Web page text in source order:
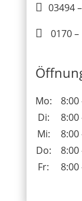
 03494

0170
Mo:
8:00
Di:
8:00
Mi:
8:00
Do:
8:00
Fr:
8:00